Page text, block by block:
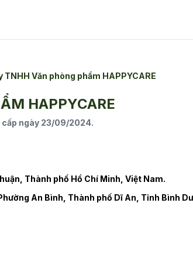
Văn phòng phẩm HAPPYCARE
HAPPYCARE
cấp ngày 23/09/2024.
Thành phố Hồ Chí Minh, Việt Nam.
An Bình, Thành phố Dĩ An, Tỉnh Bình